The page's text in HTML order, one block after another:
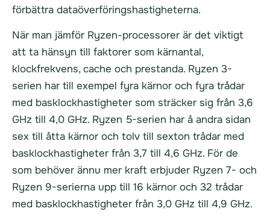
förbättra dataöverföringshastigheterna.
När man jämför Ryzen-processorer är det viktigt
att ta hänsyn till faktorer som kärnantal,
klockfrekvens, cache och prestanda. Ryzen 3-
serien har till exempel fyra kärnor och fyra trådar
med basklockhastigheter som sträcker sig från 3,6
GHz till 4,0 GHz. Ryzen 5-serien har å andra sidan
sex till åtta kärnor och tolv till sexton trådar med
basklockhastigheter från 3,7 till 4,6 GHz. För de
som behöver ännu mer kraft erbjuder Ryzen 7- och
Ryzen 9-serierna upp till 16 kärnor och 32 trådar
med basklockhastigheter från 3,0 GHz till 4,9 GHz.